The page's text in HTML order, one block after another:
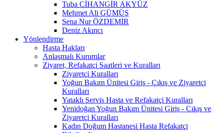
Tuba CİHANGİR AKYÜZ
Mehmet Ali GÜMÜŞ
Sena Nur ÖZDEMİR
Deniz Akıncı
Yönlendirme
Hasta Hakları
Anlaşmalı Kurumlar
Ziyaret, Refakatçi Saatleri ve Kuralları
Ziyaretçi Kuralları
Yoğun Bakım Ünitesi Giriş - Çıkış ve Ziyaretçi
Kuralları
Yataklı Servis Hasta ve Refakatçi Kuralları
Yenidoğan Yoğun Bakım Ünitesi Giriş - Çıkış ve
Ziyaretçi Kuralları
Kadın Doğum Hastanesi Hasta Refakatçi